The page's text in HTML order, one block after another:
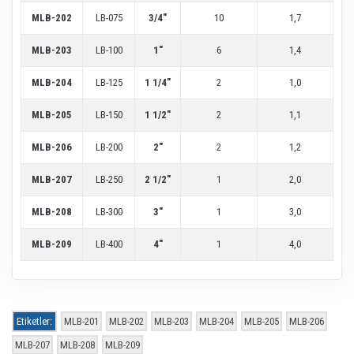
MLB-202 LB-075 3/4" 10 1,7
MLB-203 LB-100 1" 6 1,4
MLB-204 LB-125 1 1/4" 2 1,0
MLB-205 LB-150 1 1/2" 2 1,1
MLB-206 LB-200 2" 2 1,2
MLB-207 LB-250 2 1/2" 1 2,0
MLB-208 LB-300 3" 1 3,0
MLB-209 LB-400 4" 1 4,0
Etiketler: MLB-201 MLB-202 MLB-203 MLB-204 MLB-205
MLB-206
MLB-207
MLB-208 MLB-209